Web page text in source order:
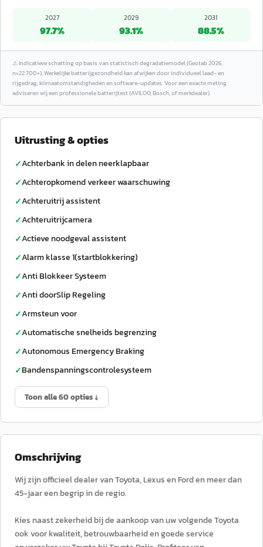
2027
97.7%
2029
93.1%
2031
88.5%
⚠️Indicatieve schatting op basis van statistisch degradatiemodel (Geotab 2026,
n=22.700+). Werkelijke batterijgezondheid kan afwijken door individueel laad- en
rijgedrag, klimaatomstandigheden en software-updates. Voor een exacte meting
adviseren wij een professionele batterijtest (AVILOO, Bosch, of merkdealer).
Uitrusting & opties
✓Achterbank in delen neerklapbaar
✓Achteropkomend verkeer waarschuwing
✓Achteruitrij assistent
✓Achteruitrijcamera
✓Actieve noodgeval assistent
✓Alarm klasse 1(startblokkering)
✓Anti Blokkeer Systeem
✓Anti doorSlip Regeling
✓Armsteun voor
✓Automatische snelheids begrenzing
✓Autonomous Emergency Braking
✓Bandenspanningscontrolesysteem
Toon alle 60 opties ↓
Omschrijving
Wij zijn officieel dealer van Toyota, Lexus en Ford en meer dan
45-jaar een begrip in de regio.
Kies naast zekerheid bij de aankoop van uw volgende Toyota
ook voor kwaliteit, betrouwbaarheid en goede service